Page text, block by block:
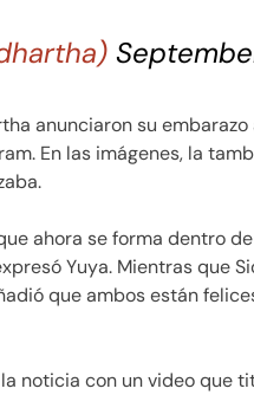
anunciaron su
En las imágenes, la
ahora se forma dentro
Yuya. Mientras que
que ambos están
noticia con un video que